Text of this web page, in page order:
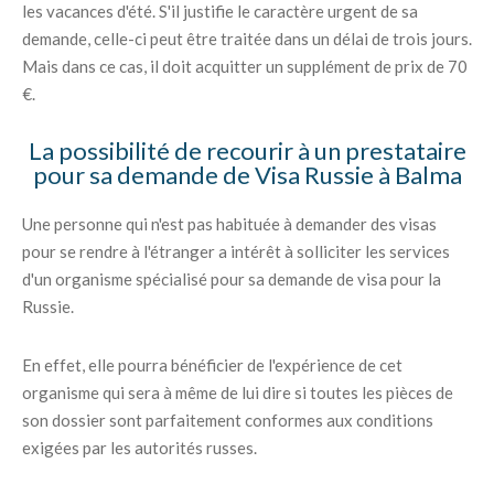
les vacances d'été. S'il justifie le caractère urgent de sa
demande, celle-ci peut être traitée dans un délai de trois jours.
Mais dans ce cas, il doit acquitter un supplément de prix de 70
€.
La possibilité de recourir à un prestataire
pour sa demande de Visa Russie à Balma
Une personne qui n'est pas habituée à demander des visas
pour se rendre à l'étranger a intérêt à solliciter les services
d'un organisme spécialisé pour sa demande de visa pour la
Russie.
En effet, elle pourra bénéficier de l'expérience de cet
organisme qui sera à même de lui dire si toutes les pièces de
son dossier sont parfaitement conformes aux conditions
exigées par les autorités russes.